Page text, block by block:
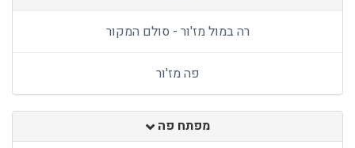
רה במול מז'ור - סולם המקור
פה מז'ור
מפתח פה